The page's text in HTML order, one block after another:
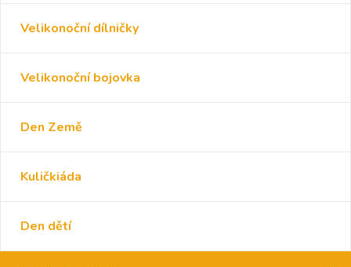
Velikonoční dílničky
Velikonoční bojovka
Den Země
Kuličkiáda
Den dětí